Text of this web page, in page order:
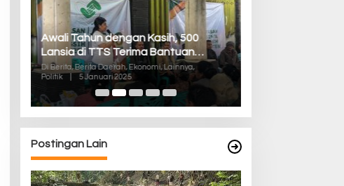
Awali Tahun dengan Kasih, 500
Lansia di TTS Terima Bantuan
Sembako dari Yayasan YNS
Di Berita, Berita Daerah, Ekonomi, Lainnya,
Politik
5 Januari 2025
Postingan Lain